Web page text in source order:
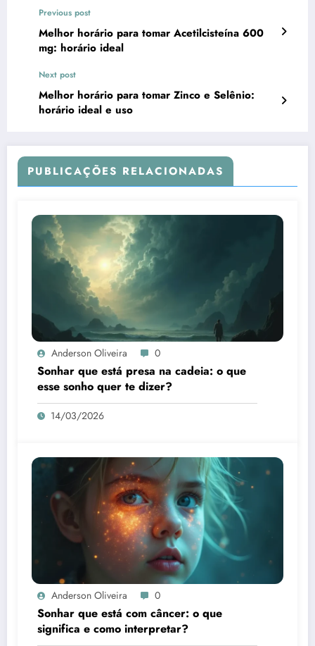
Previous post
Melhor horário para tomar Acetilcisteína 600
mg: horário ideal
Next post
Melhor horário para tomar Zinco e Selênio:
horário ideal e uso
PUBLICAÇÕES RELACIONADAS
Anderson Oliveira 0
Sonhar que está presa na cadeia: o que
esse sonho quer te dizer?
14/03/2026
Anderson Oliveira 0
Sonhar que está com câncer: o que
significa e como interpretar?